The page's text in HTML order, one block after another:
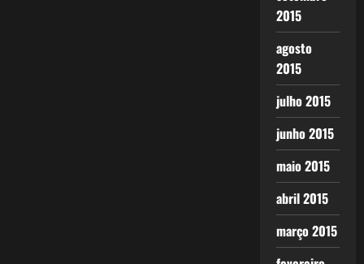
2015
agosto
2015
julho 2015
junho 2015
maio 2015
abril 2015
março 2015